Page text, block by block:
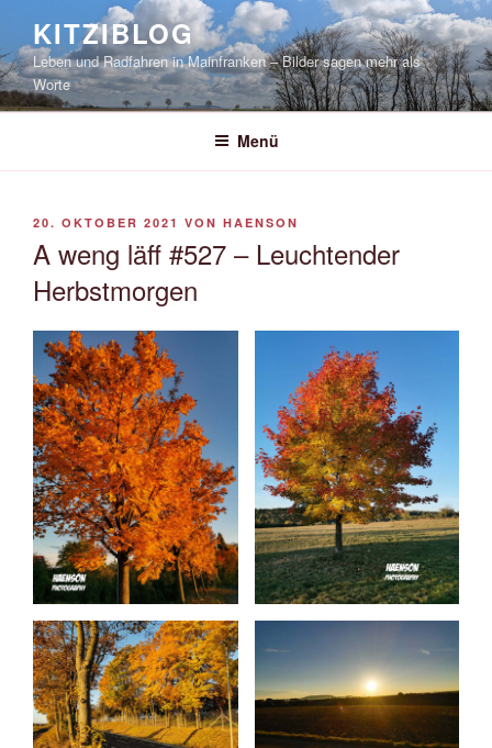
springen
KITZIBLOG
Leben und Radfahren in Mainfranken – Bilder sagen mehr als
Worte
Menü
VERÖFFENTLICHT
20. OKTOBER 2021 VON HAENSON
A weng läff #527 – Leuchtender
Herbstmorgen